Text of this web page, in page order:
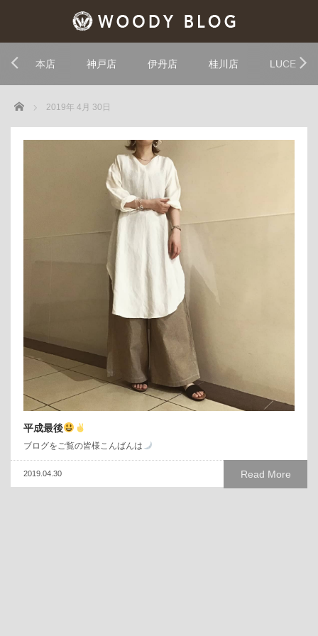
本店 神戸店 伊丹店 桂川店 LUCE
Home 2019年 4月 30日
平成最後
ブログをご覧の皆様こんばんは
Read More
2019.04.30